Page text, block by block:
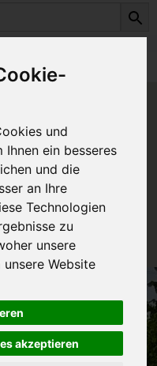
und
Ihnen ein besseres
und die
an Ihre
Technologien
zu
unsere
Website
akzeptieren
Veganes
Erbse -
ist leider zur Zeit